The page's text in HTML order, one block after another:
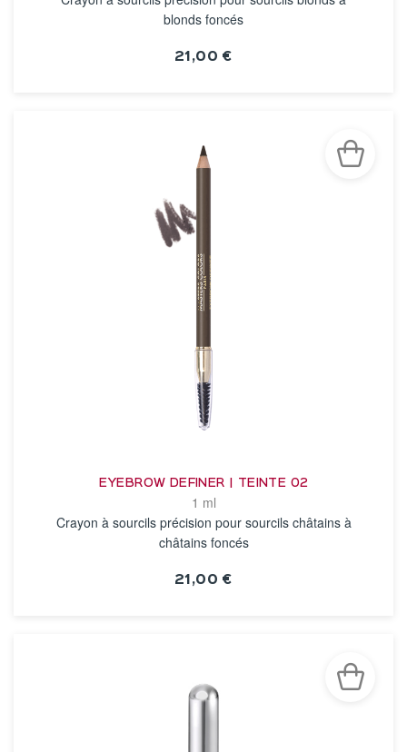
blonds foncés
21,00 €
EYEBROW DEFINER | TEINTE 02
1 ml
Crayon à sourcils précision pour sourcils châtains à
châtains foncés
21,00 €